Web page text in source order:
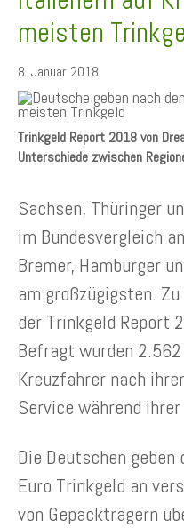
meisten
8. Januar 2018
Trinkgeld Report 2018 von
Unterschiede zwischen
Sachsen, Thüringer
im Bundesvergleich
Bremer, Hamburger
am großzügigsten.
der Trinkgeld Report
Befragt wurden
Kreuzfahrer nach
Service während
Die Deutschen
Euro Trinkgeld an
von Gepäckträgern